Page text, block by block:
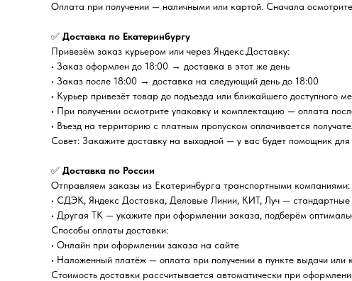
Оплата при получении — наличными или картой. Сначала
✅ Доставка по Екатеринбургу
Привезём заказ курьером или через Яндекс.Доставку:
• Заказ оформлен до 18:00 → доставка в этот же день
• Заказ после 18:00 → доставка на следующий день до 18:00
• Курьер привезёт товар до подъезда или ближайшего доступного
• При получении осмотрите упаковку и комплектацию — оплата
• Въезд на территорию с платным пропуском оплачивается
Совет: Закажите доставку на выходной — у вас будет помощник
✅ Доставка по России
Отправляем заказы из Екатеринбурга транспортными компаниями:
• СДЭК, Яндекс Доставка, Деловые Линии, КИТ, Луч — стандартные
• Другая ТК — укажите при оформлении заказа, подберём
Способы оплаты доставки:
• Онлайн при оформлении заказа на сайте
• Наложенный платёж — оплата при получении в пункте выдачи или
Стоимость доставки рассчитывается автоматически при